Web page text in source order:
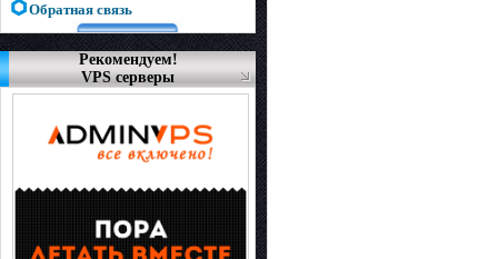
Обратная связь
Рекомендуем!
VPS серверы